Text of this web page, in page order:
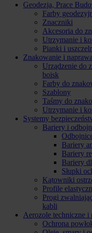
Geodezja, Prace
Farby
Znaczniki
Akcesoria do
Utrzymanie i
Pianki i
Znakowanie i
Urządzenie do
boisk
Farby do
Szablony
Taśmy do
Utrzymanie i
Systemy
Bariery i
Bariery
Bariery
Bariery
Słupki
Kątowniki
Profile
Progi
kabli
Aerozole techniczne
Ochrona